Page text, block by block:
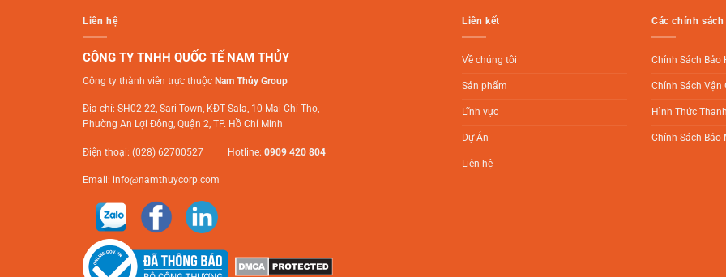
Liên hệ
CÔNG TY TNHH QUỐC TẾ NAM THỦY
Công ty thành viên trực thuộc Nam Thủy Group
Địa chỉ: SH02-22, Sari Town, KĐT Sala, 10 Mai Chí Thọ,
Phường An Lợi Đông, Quận 2, TP. Hồ Chí Minh
Điện thoại: (028) 62700527 Hotline: 0909 420 804
Email: info@namthuycorp.com
Liên kết
Về chúng tôi
Sản phẩm
Lĩnh vực
Dự Án
Liên hệ
Các chính sách
Chính Sách Bảo
Chính Sách Vận
Hình Thức
Chính Sách Bảo